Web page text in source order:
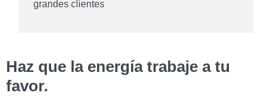
grandes clientes
Haz que la energía trabaje a tu
favor.